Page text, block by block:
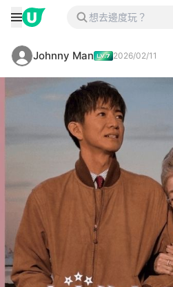
Johnny Man 2026/02/11